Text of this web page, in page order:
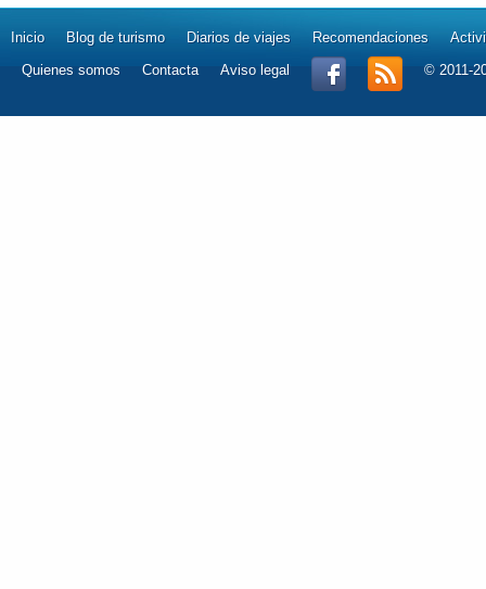
Inicio Blog de turismo Diarios de viajes Recomendaciones
Quienes somos
Contacta Aviso legal © 2011-